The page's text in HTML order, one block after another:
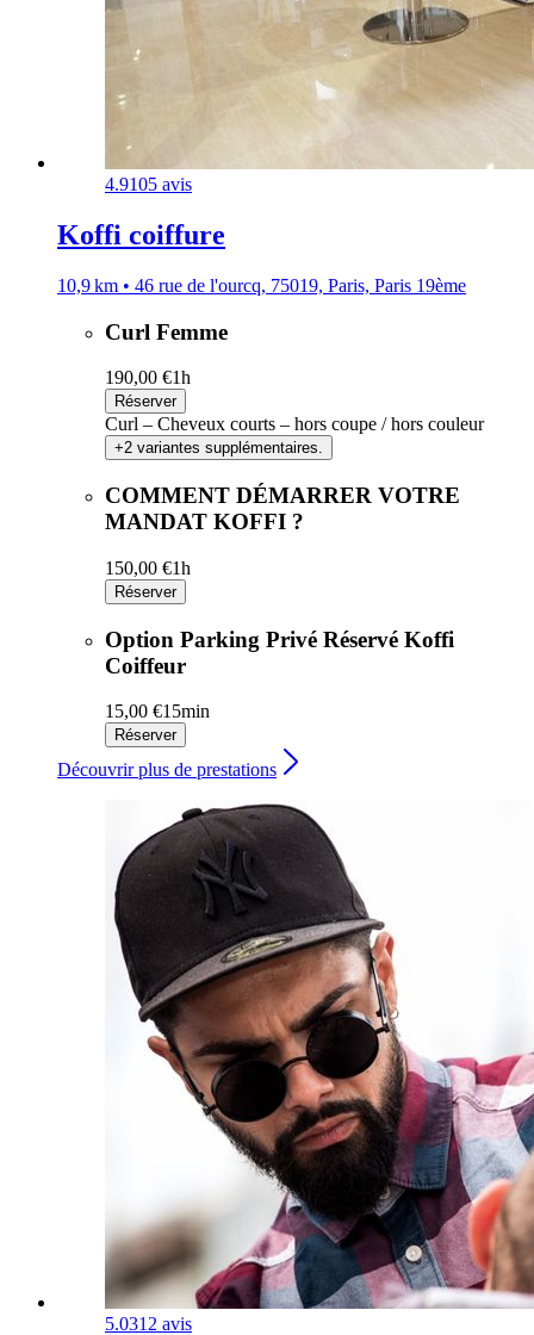
4.9105 avis
Koffi coiffure
10,9 km • 46 rue de l'ourcq, 75019, Paris, Paris 19ème
Curl Femme
190,00 €1h
Réserver
Curl – Cheveux courts – hors coupe / hors couleur
+2 variantes supplémentaires.
COMMENT DÉMARRER VOTRE
MANDAT KOFFI ?
150,00 €1h
Réserver
Option Parking Privé Réservé Koffi
Coiffeur
15,00 €15min
Réserver
Découvrir plus de prestations
5.0312 avis